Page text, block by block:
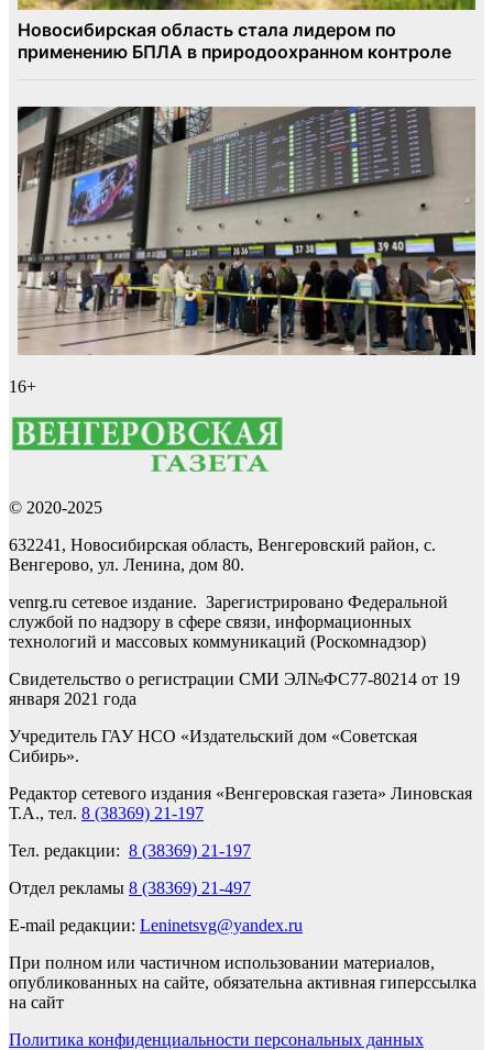
16+
© 2020-2025
632241, Новосибирская область, Венгеровский район, с.
Венгерово, ул. Ленина, дом 80.
venrg.ru сетевое издание. Зарегистрировано Федеральной
службой по надзору в сфере связи, информационных
технологий и массовых коммуникаций (Роскомнадзор)
Свидетельство о регистрации СМИ ЭЛ№ФС77-80214 от 19
января 2021 года
Учредитель ГАУ НСО «Издательский дом «Советская
Сибирь».
Редактор сетевого издания «Венгеровская газета» Линовская
Т.А., тел. 8 (38369) 21-197
Тел. редакции: 8 (38369) 21-197
Отдел рекламы 8 (38369) 21-497
E-mail редакции: Leninetsvg@yandex.ru
При полном или частичном использовании материалов,
опубликованных на сайте, обязательна активная гиперссылка
на сайт
Политика конфиденциальности персональных данных